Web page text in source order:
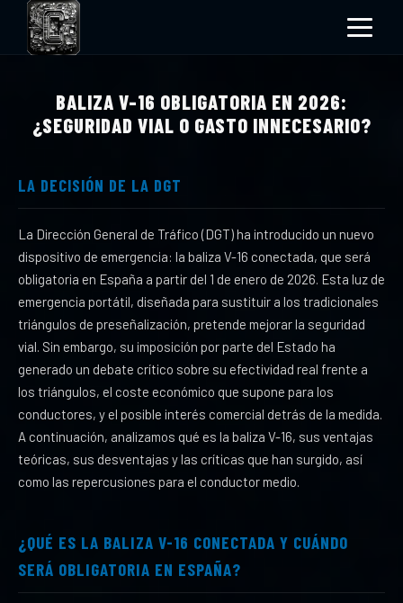
BALIZA V-16 OBLIGATORIA EN 2026:
¿SEGURIDAD VIAL O GASTO INNECESARIO?
LA DECISIÓN DE LA DGT
La Dirección General de Tráfico (DGT) ha introducido un nuevo
dispositivo de emergencia: la baliza V-16 conectada, que será
obligatoria en España a partir del 1 de enero de 2026. Esta luz de
emergencia portátil, diseñada para sustituir a los tradicionales
triángulos de preseñalización, pretende mejorar la seguridad
vial. Sin embargo, su imposición por parte del Estado ha
generado un debate crítico sobre su efectividad real frente a
los triángulos, el coste económico que supone para los
conductores, y el posible interés comercial detrás de la medida.
A continuación, analizamos qué es la baliza V-16, sus ventajas
teóricas, sus desventajas y las críticas que han surgido, así
como las repercusiones para el conductor medio.
¿QUÉ ES LA BALIZA V-16 CONECTADA Y CUÁNDO
SERÁ OBLIGATORIA EN ESPAÑA?